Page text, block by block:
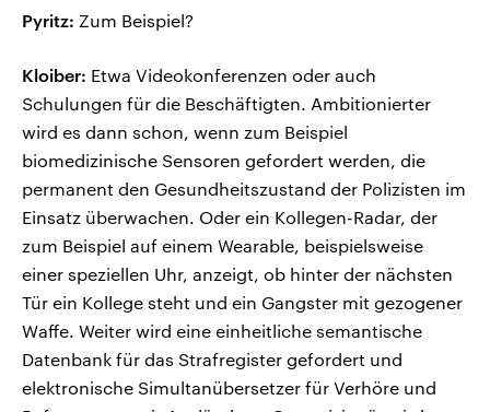
Pyritz: Zum Beispiel?
Kloiber: Etwa Videokonferenzen oder auch
Schulungen für die Beschäftigten. Ambitionierter
wird es dann schon, wenn zum Beispiel
biomedizinische Sensoren gefordert werden, die
permanent den Gesundheitszustand der Polizisten im
Einsatz überwachen. Oder ein Kollegen-Radar, der
zum Beispiel auf einem Wearable, beispielsweise
einer speziellen Uhr, anzeigt, ob hinter der nächsten
Tür ein Kollege steht und ein Gangster mit gezogener
Waffe. Weiter wird eine einheitliche semantische
Datenbank für das Strafregister gefordert und
elektronische Simultanübersetzer für Verhöre und